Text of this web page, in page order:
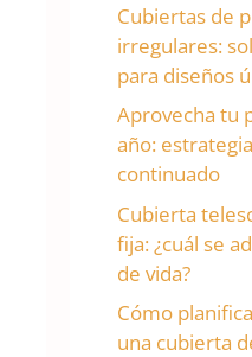
Cubiertas de
irregulares:
para diseños
Aprovecha tu
año:
continuado
Cubierta
fija: ¿cuál se
de vida?
Cómo
una cubierta